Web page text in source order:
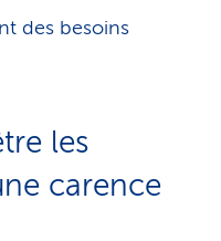
des besoins
les
carence